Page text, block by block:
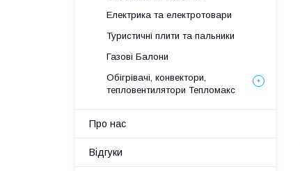
Електрика та електротовари
Туристичні плити та пальники
Газові Балони
Обігрівачі, конвектори,
тепловентилятори Тепломакс
Про нас
Відгуки